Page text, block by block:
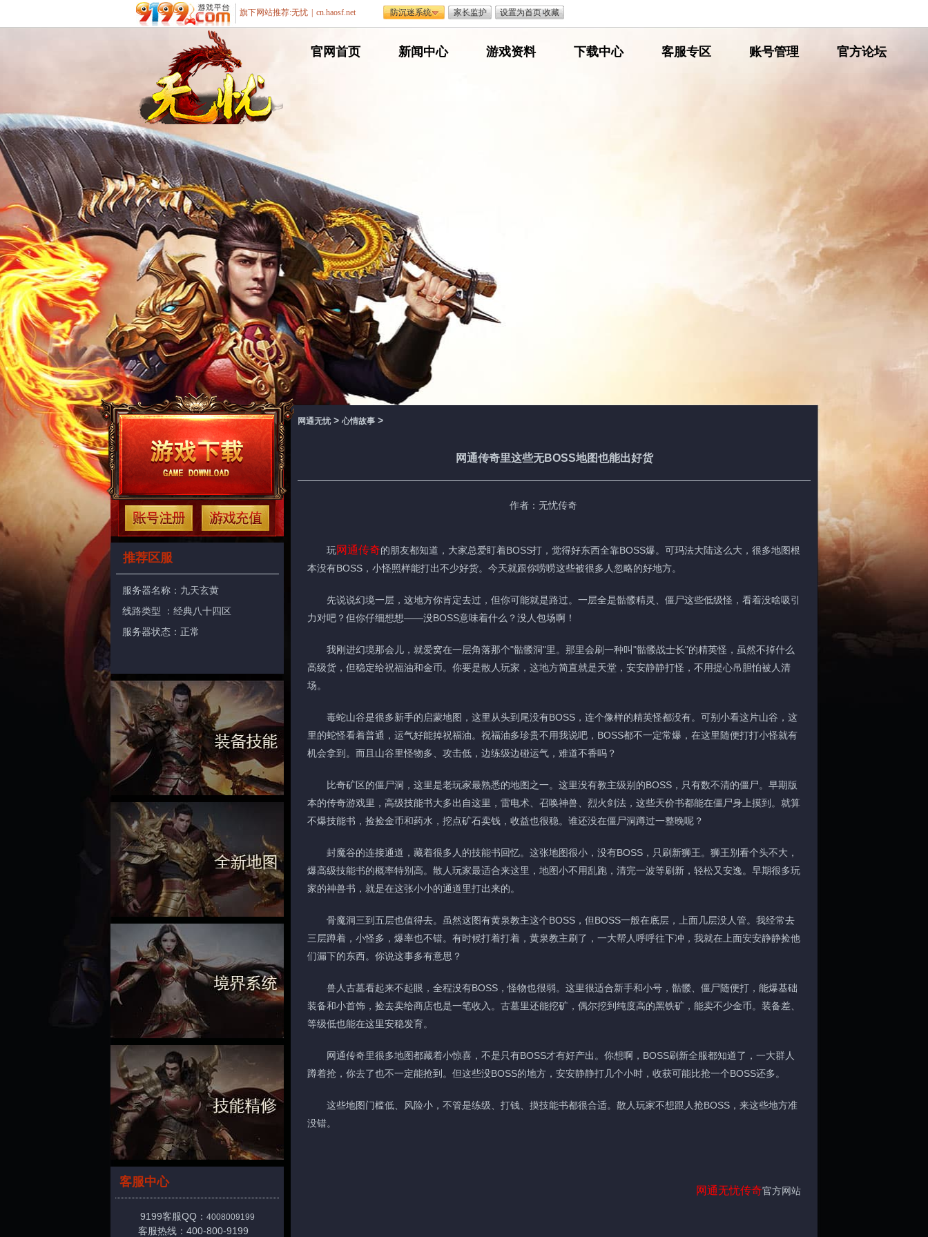
网
官网首页
网
新闻中心
网
游戏资料
网
下载中心
网
客服专区
网
账号管理
网
官方论坛
推荐区服
服务器名称： 九天玄黄
线路类型 ：经典八十四区
服务器状态：正常
客服中心
9199客服QQ： 4008009199
客服热线：400-800-9199
网通无忧> 心情故事 >
网通传奇里这些无BOSS地图也能出好货
作者：无忧传奇
玩网通传奇的朋友都知道，大家总爱盯着BOSS打，觉得好东西全靠BOSS爆。可玛法大陆这么大，很多地图根
本没有BOSS，小怪照样能打出不少好货。今天就跟你唠唠这些被很多人忽略的好地方。
先说说幻境一层，这地方你肯定去过，但你可能就是路过。一层全是骷髅精灵、僵尸这些低级怪，看着没啥吸引
力对吧？但你仔细想想——没BOSS意味着什么？没人包场啊！
我刚进幻境那会儿，就爱窝在一层角落那个"骷髅洞"里。那里会刷一种叫"骷髅战士长"的精英怪，虽然不掉什么
高级货，但稳定给祝福油和金币。你要是散人玩家，这地方简直就是天堂，安安静静打怪，不用提心吊胆怕被人清
场。
毒蛇山谷是很多新手的启蒙地图，这里从头到尾没有BOSS，连个像样的精英怪都没有。可别小看这片山谷，这
里的蛇怪看着普通，运气好能掉祝福油。祝福油多珍贵不用我说吧，BOSS都不一定常爆，在这里随便打打小怪就有
机会拿到。而且山谷里怪物多、攻击低，边练级边碰运气，难道不香吗？
比奇矿区的僵尸洞，这里是老玩家最熟悉的地图之一。这里没有教主级别的BOSS，只有数不清的僵尸。早期版
本的传奇游戏里，高级技能书大多出自这里，雷电术、召唤神兽、烈火剑法，这些天价书都能在僵尸身上摸到。就算
不爆技能书，捡捡金币和药水，挖点矿石卖钱，收益也很稳。谁还没在僵尸洞蹲过一整晚呢？
封魔谷的连接通道，藏着很多人的技能书回忆。这张地图很小，没有BOSS，只刷新狮王。狮王别看个头不大，
爆高级技能书的概率特别高。散人玩家最适合来这里，地图小不用乱跑，清完一波等刷新，轻松又安逸。早期很多玩
家的神兽书，就是在这张小小的通道里打出来的。
骨魔洞三到五层也值得去。虽然这图有黄泉教主这个BOSS，但BOSS一般在底层，上面几层没人管。我经常去
三层蹲着，小怪多，爆率也不错。有时候打着打着，黄泉教主刷了，一大帮人呼呼往下冲，我就在上面安安静静捡他
们漏下的东西。你说这事多有意思？
兽人古墓看起来不起眼，全程没有BOSS，怪物也很弱。这里很适合新手和小号，骷髅、僵尸随便打，能爆基础
装备和小首饰，捡去卖给商店也是一笔收入。古墓里还能挖矿，偶尔挖到纯度高的黑铁矿，能卖不少金币。装备差、
等级低也能在这里安稳发育。
网通传奇里很多地图都藏着小惊喜，不是只有BOSS才有好产出。你想啊，BOSS刷新全服都知道了，一大群人
蹲着抢，你去了也不一定能抢到。但这些没BOSS的地方，安安静静打几个小时，收获可能比抢一个BOSS还多。
这些地图门槛低、风险小，不管是练级、打钱、摸技能书都很合适。散人玩家不想跟人抢BOSS，来这些地方准
没错。
网通无忧传奇官方网站
遨游游戏平台
旗下网站推荐:无忧 cn.haosf.net 防沉迷系统 家长监护 设置为首页|收藏